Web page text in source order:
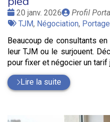
Date
:
20 janv. 2026
Publié
par
Profil
Tags
TJM, Négociation,
Beaucoup de consultants
leur TJM ou le surjouent.
pour fixer et négocier un
Lire la suite